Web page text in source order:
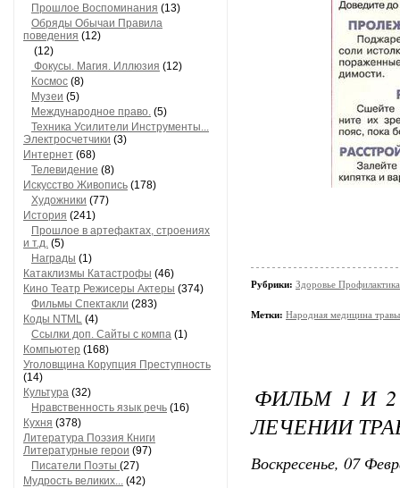
Прошлое Воспоминания (13)
Обряды Обычаи Правила
поведения (12)
(12)
Фокусы. Магия. Иллюзия (12)
Космос (8)
Музеи (5)
Международное право. (5)
Техника Усилители Инструменты...
Электросчетчики (3)
Интернет (68)
Телевидение (8)
Искусство Живопись (178)
Художники (77)
История (241)
Прошлое в артефактах, строениях
и т.д. (5)
Награды (1)
Катаклизмы Катастрофы (46)
Кино Театр Режисеры Актеры (374)
Фильмы Спектакли (283)
Коды NTML (4)
Ссылки доп. Сайты с компа (1)
Компьютер (168)
Уголовщина Корупция Преступность
(14)
Культура (32)
Нравственность язык речь (16)
Кухня (378)
Литература Поэзия Книги
Литературные герои (97)
Писатели Поэты (27)
Мудрость великих... (42)
Рубрики: Здоровье
Метки: Народная медицина
ФИЛЬМ 1 И
ЛЕЧЕНИИ
Воскресенье, 07